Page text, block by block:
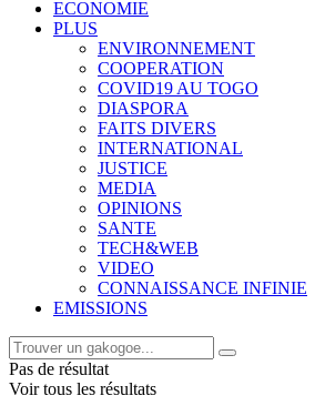
ECONOMIE
PLUS
ENVIRONNEMENT
COOPERATION
COVID19 AU TOGO
DIASPORA
FAITS DIVERS
INTERNATIONAL
JUSTICE
MEDIA
OPINIONS
SANTE
TECH&WEB
VIDEO
CONNAISSANCE INFINIE
EMISSIONS
Pas de résultat
Voir tous les résultats